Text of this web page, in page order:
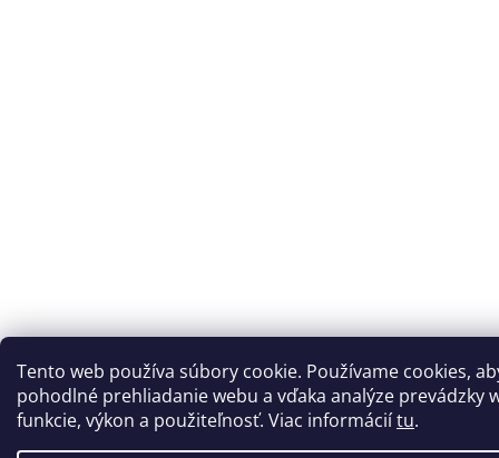
Tento web používa súbory cookie. Používame cookies,
pohodlné prehliadanie webu a vďaka analýze prevádzky
funkcie, výkon a použiteľnosť. Viac informáciítu.